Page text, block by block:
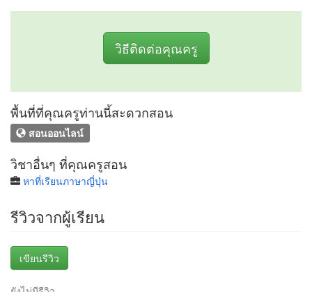
วิธีติดต่อคุณครู
พื้นที่ที่คุณครูท่านนี้สะดวกสอน
สอนออนไลน์
วิชาอื่นๆ ที่คุณครูสอน
หาที่เรียนภาษาญี่ปุ่น
รีวิวจากผู้เรียน
เขียนรีวิว